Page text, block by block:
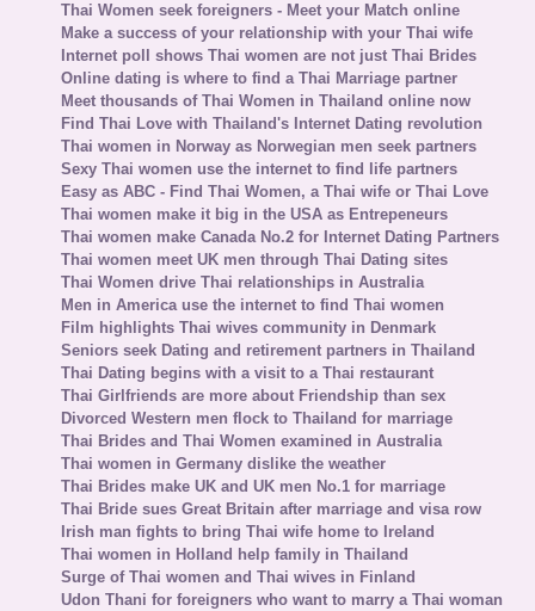
Thai Women seek foreigners - Meet your Match online
Make a success of your relationship with your Thai wife
Internet poll shows Thai women are not just Thai Brides
Online dating is where to find a Thai Marriage partner
Meet thousands of Thai Women in Thailand online now
Find Thai Love with Thailand's Internet Dating revolution
Thai women in Norway as Norwegian men seek partners
Sexy Thai women use the internet to find life partners
Easy as ABC - Find Thai Women, a Thai wife or Thai Love
Thai women make it big in the USA as Entrepeneurs
Thai women make Canada No.2 for Internet Dating Partners
Thai women meet UK men through Thai Dating sites
Thai Women drive Thai relationships in Australia
Men in America use the internet to find Thai women
Film highlights Thai wives community in Denmark
Seniors seek Dating and retirement partners in Thailand
Thai Dating begins with a visit to a Thai restaurant
Thai Girlfriends are more about Friendship than sex
Divorced Western men flock to Thailand for marriage
Thai Brides and Thai Women examined in Australia
Thai women in Germany dislike the weather
Thai Brides make UK and UK men No.1 for marriage
Thai Bride sues Great Britain after marriage and visa row
Irish man fights to bring Thai wife home to Ireland
Thai women in Holland help family in Thailand
Surge of Thai women and Thai wives in Finland
Udon Thani for foreigners who want to marry a Thai woman